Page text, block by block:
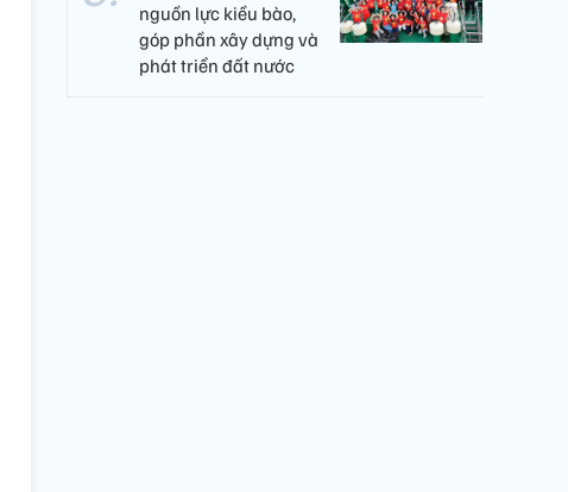
nguồn lực kiều bào,
góp phần xây dựng và
phát triển đất nước